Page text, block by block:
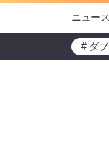
ニュース
# ダ